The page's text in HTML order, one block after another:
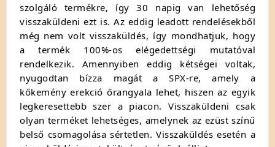
szolgáló termékre, így 30 napig van lehetőség
visszaküldeni ezt is. Az eddig leadott rendelésekből
még nem volt visszaküldés, így mondhatjuk, hogy
a termék 100%-os elégedettségi mutatóval
rendelkezik. Amennyiben eddig kétségei voltak,
nyugodtan bízza magát a SPX-re, amely a
kőkemény erekció őrangyala lehet, hiszen az egyik
legkeresettebb szer a piacon. Visszaküldeni csak
olyan terméket lehetséges, amelynek az ezüst színű
belső csomagolása sértetlen. Visszaküldés esetén a